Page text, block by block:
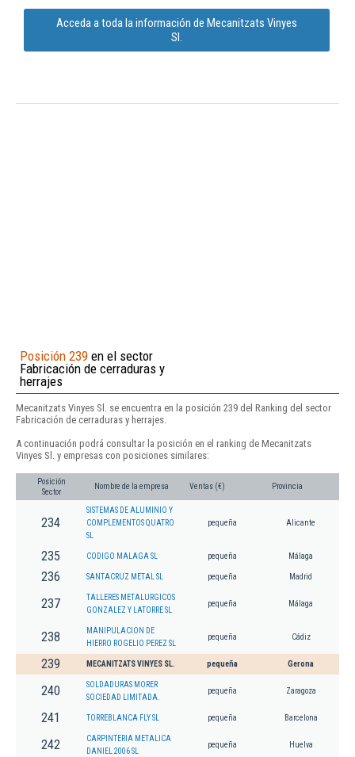
Acceda a toda la información de Mecanitzats Vinyes
Sl.
Posición 239 en el sector
Fabricación de cerraduras y
herrajes
Mecanitzats Vinyes Sl. se encuentra en la posición 239 del Ranking del sector
Fabricación de cerraduras y herrajes.
A continuación podrá consultar la posición en el ranking de Mecanitzats
Vinyes Sl. y empresas con posiciones similares:
Posición
Sector
Nombre de la empresa Ventas (€) Provincia
234
SISTEMAS DE ALUMINIO Y
COMPLEMENTOS QUATRO
SL
pequeña Alicante
235 CODIGO MALAGA SL pequeña Málaga
236 SANTACRUZ METAL SL pequeña Madrid
237
TALLERES METALURGICOS
GONZALEZ Y LATORRE SL
pequeña Málaga
238
MANIPULACION DE
HIERRO ROGELIO PEREZ SL
pequeña Cádiz
239 MECANITZATS VINYES SL. pequeña Gerona
240
SOLDADURAS MORER
SOCIEDAD LIMITADA.
pequeña Zaragoza
241 TORREBLANCA FLY SL pequeña Barcelona
242
CARPINTERIA METALICA
DANIEL 2006 SL
pequeña Huelva